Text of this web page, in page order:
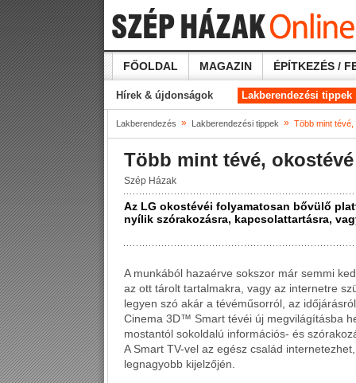
FŐOLDAL MAGAZIN ÉPÍTKEZÉS /
Hírek & újdonságok Lakberendezési tippek
Lakberendezés » Lakberendezési tippek » Több mint
Több mint tévé, okostévé
Szép Házak
Az LG okostévéi folyamatosan bővülő
nyílik szórakozásra, kapcsolattartásra,
A munkából hazaérve sokszor már semmi
az ott tárolt tartalmakra, vagy az internetre
legyen szó akár a tévéműsorról, az
Cinema 3D™ Smart tévéi új megvilágításba
mostantól sokoldalú információs- és
A Smart TV-vel az egész család
legnagyobb kijelzőjén.